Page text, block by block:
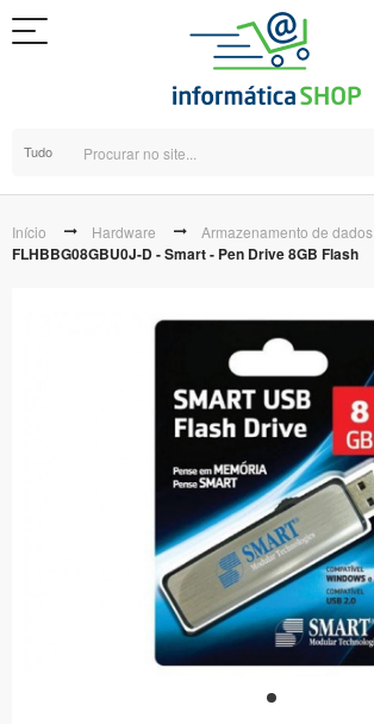
Tudo
Início Hardware Armazenamento de dados
FLHBBG08GBU0J-D - Smart - Pen Drive 8GB Flash